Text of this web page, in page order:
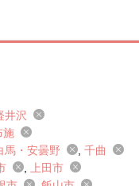
井沢
施
馬・安曇野
千曲
上田市